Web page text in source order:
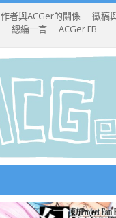
作者與ACGer的關係
徵稿
總編一言
ACGer FB